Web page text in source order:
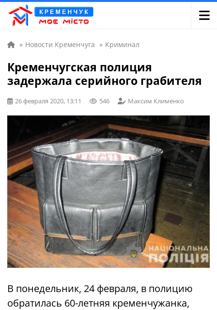
» Новости Кременчуга » Криминал
Кременчугская полиция
задержала серийного грабителя
26 февраля 2020, 13:11 546 Максим Клименко
В понедельник, 24 февраля, в полицию
обратилась 60-летняя кременчужанка,